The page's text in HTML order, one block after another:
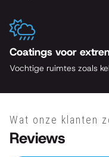
Coatings voor
Vochtige ruimtes zoals
Wat onze klanten
Reviews